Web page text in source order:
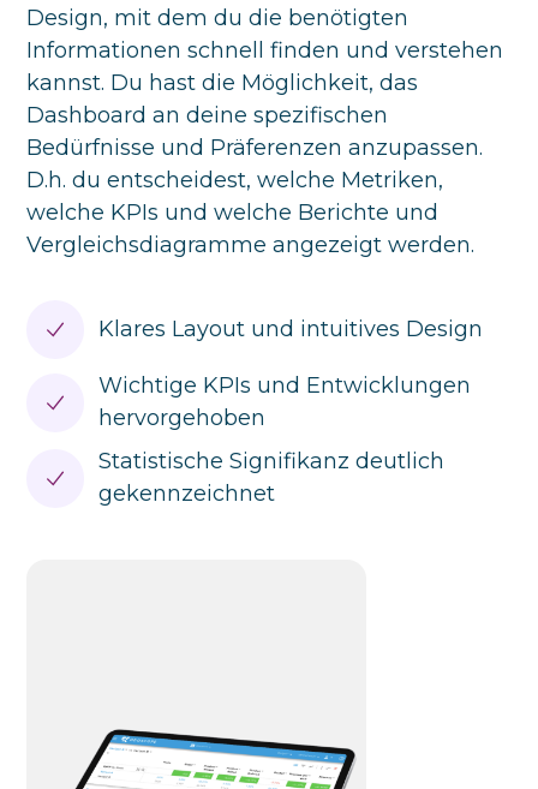
Design, mit dem du die benötigten
Informationen schnell finden und verstehen
kannst. Du hast die Möglichkeit, das
Dashboard an deine spezifischen
Bedürfnisse und Präferenzen anzupassen.
D.h. du entscheidest, welche Metriken,
welche KPIs und welche Berichte und
Vergleichsdiagramme angezeigt werden.
Klares Layout und intuitives Design
Wichtige KPIs und Entwicklungen
hervorgehoben
Statistische Signifikanz deutlich
gekennzeichnet